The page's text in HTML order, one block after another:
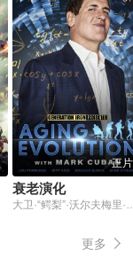
正片
衰老演化
大卫·“鳄梨”·沃尔夫梅
更多